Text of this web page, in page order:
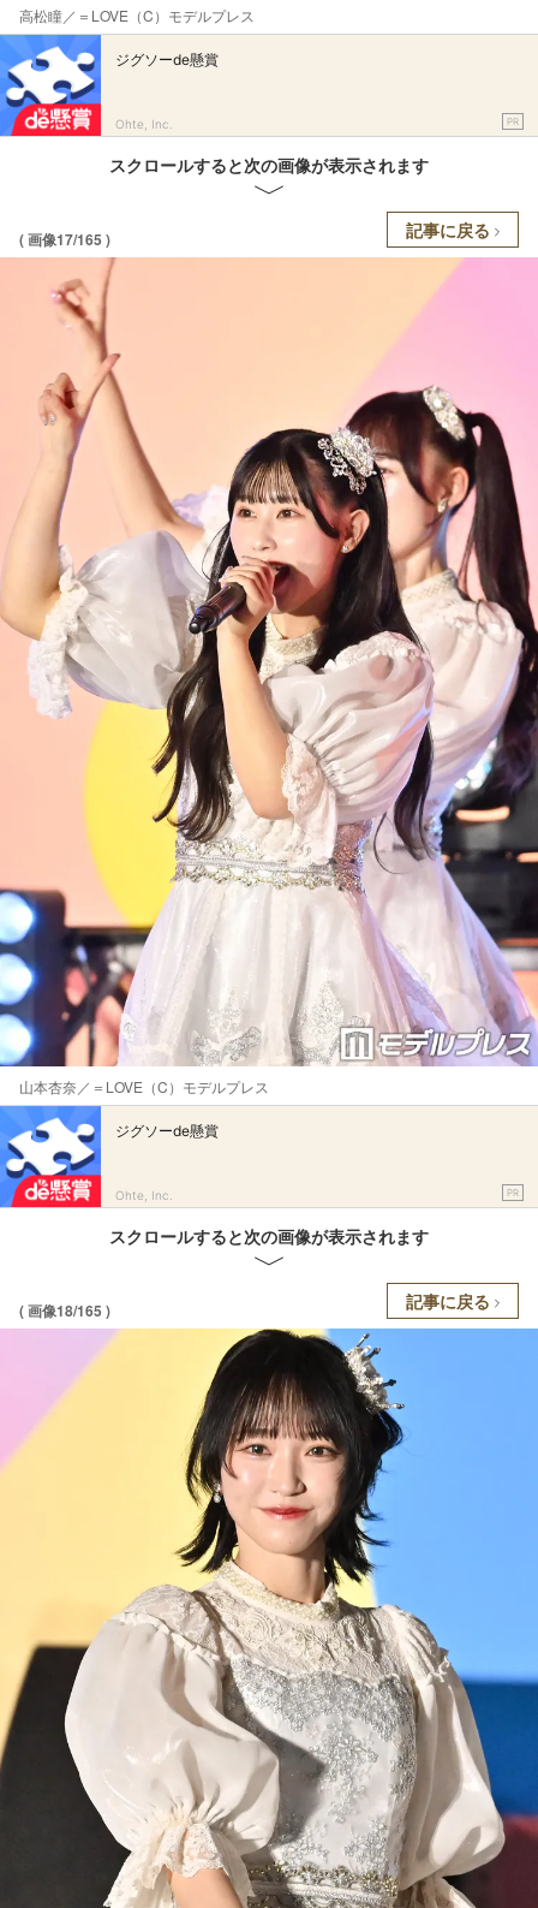
高松瞳／＝LOVE（C）モデルプレス
ジグソーde懸賞
Ohte, Inc. PR
スクロールすると次の画像が表示されます
( 画像17/165 ) 記事に戻る
山本杏奈／＝LOVE（C）モデルプレス
ジグソーde懸賞
Ohte, Inc. PR
スクロールすると次の画像が表示されます
( 画像18/165 ) 記事に戻る